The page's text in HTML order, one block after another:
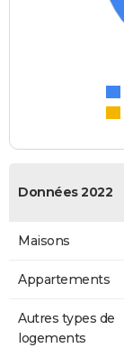
Données 2022
Maisons
Appartements
Autres types de
logements